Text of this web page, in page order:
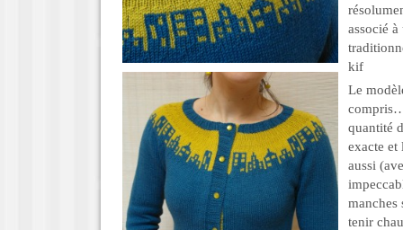
associé
kif
Le
quantité
exacte et
aussi
manches
tenir